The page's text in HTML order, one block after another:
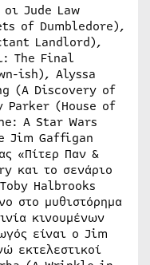
Jude Law
of Dumbledore),
Landlord),
The Final
ish), Alyssa
(A Discovery of
(House of
A Star Wars
Jim Gaffigan
«Πίτερ Παν &
και το σενάριο
Halbrooks
στο μυθιστόρημα
κινουμένων
είναι ο Jim
εκτελεστικοί